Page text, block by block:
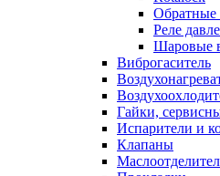
Обратные
Реле
Шаровые
Виброгаситель
Гайки,
Испарители и
Клапаны